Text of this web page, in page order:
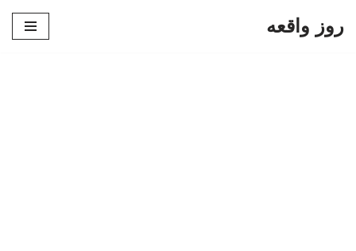
روز واقعه